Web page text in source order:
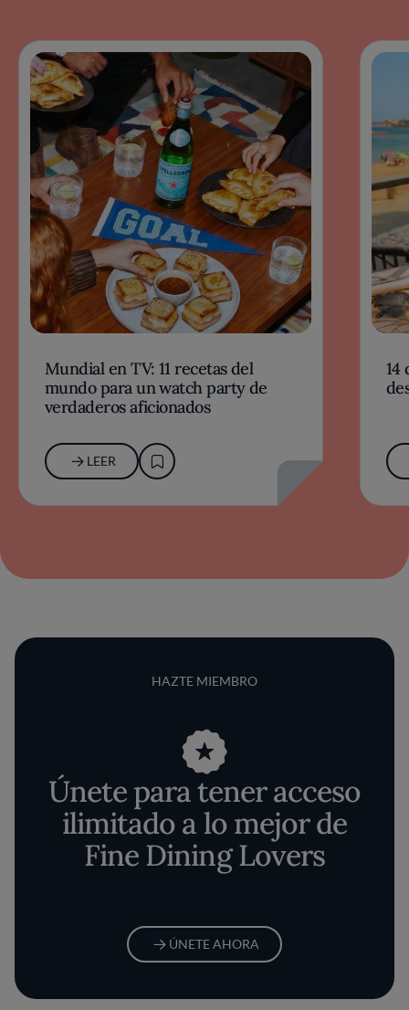
Mundial en TV: 11 recetas del
mundo para un watch party de
verdaderos aficionados
LEER
14
HAZTE MIEMBRO
Únete para tener acceso
ilimitado a lo mejor de
Fine Dining Lovers
ÚNETE AHORA